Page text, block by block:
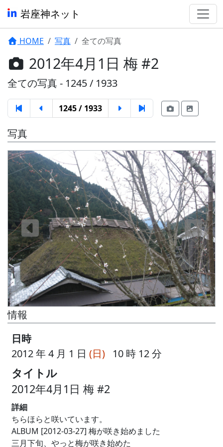
岩座神ネット
HOME 写真 全ての写真
2012年4月1日 梅 #2
全ての写真 - 1245 / 1933
1245 / 1933
写真
情報
日時
2012 年 4 月 1 日 (日) 10 時 12 分
タイトル
2012年4月1日 梅 #2
詳細
ちらほらと咲いています。
ALBUM [2012-03-27] 梅が咲き始めました
三月下旬、やっと梅が咲き始めた